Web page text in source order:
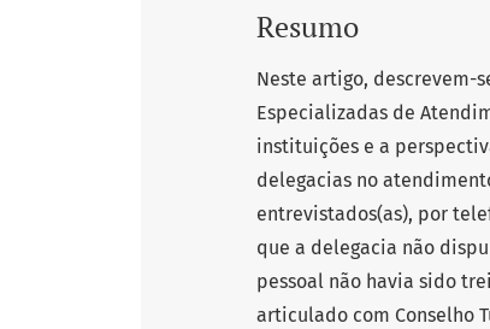
Resumo
Neste artigo, descrevem-
Especializadas de
instituições e a
delegacias no
entrevistados(as), por
que a delegacia não
pessoal não havia sido
articulado com Conselho